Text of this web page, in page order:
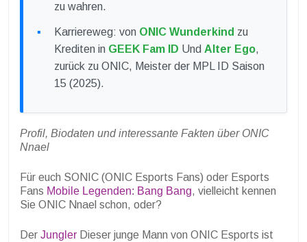
zu wahren.
Karriereweg: von ONIC Wunderkind zu
Krediten in GEEK Fam ID Und Alter Ego,
zurück zu ONIC, Meister der MPL ID Saison
15 (2025).
Profil, Biodaten und interessante Fakten über ONIC
Nnael
Für euch SONIC (ONIC Esports Fans) oder Esports
Fans Mobile Legenden: Bang Bang, vielleicht kennen
Sie ONIC Nnael schon, oder?
Der Jungler Dieser junge Mann von ONIC Esports ist